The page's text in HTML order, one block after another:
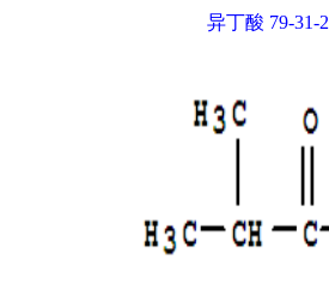
异丁酸 79-31-2